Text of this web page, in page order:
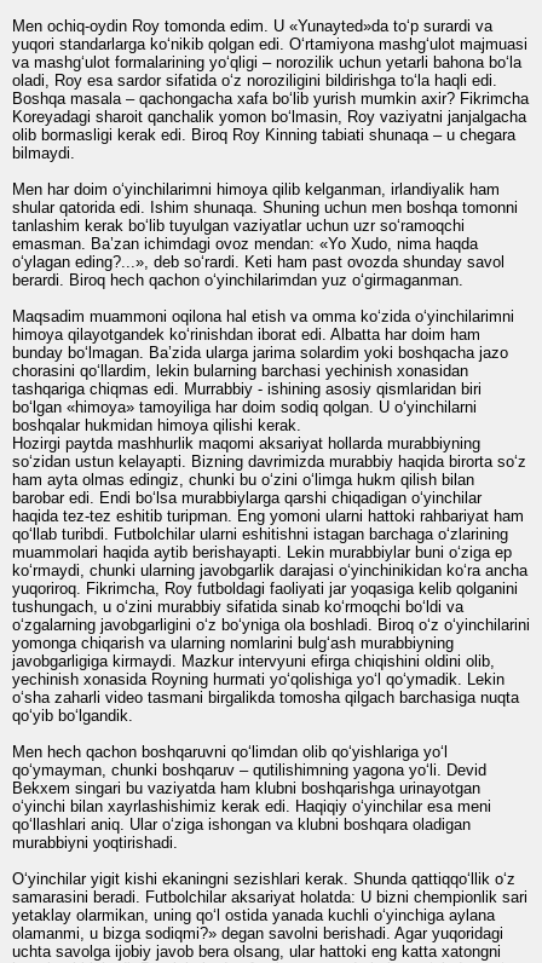
Men ochiq-oydin Roy tomonda edim. U «Yunayted»da to‘p surardi va
yuqori standarlarga ko‘nikib qolgan edi. O‘rtamiyona mashg‘ulot majmuasi
va mashg‘ulot formalarining yo‘qligi – norozilik uchun yetarli bahona bo‘la
oladi, Roy esa sardor sifatida o‘z noroziligini bildirishga to‘la haqli edi.
Boshqa masala – qachongacha xafa bo‘lib yurish mumkin axir? Fikrimcha
Koreyadagi sharoit qanchalik yomon bo‘lmasin, Roy vaziyatni janjalgacha
olib bormasligi kerak edi. Biroq Roy Kinning tabiati shunaqa – u chegara
bilmaydi.
Men har doim o‘yinchilarimni himoya qilib kelganman, irlandiyalik ham
shular qatorida edi. Ishim shunaqa. Shuning uchun men boshqa tomonni
tanlashim kerak bo‘lib tuyulgan vaziyatlar uchun uzr so‘ramoqchi
emasman. Ba’zan ichimdagi ovoz mendan: «Yo Xudo, nima haqda
o‘ylagan eding?...», deb so‘rardi. Keti ham past ovozda shunday savol
berardi. Biroq hech qachon o‘yinchilarimdan yuz o‘girmaganman.
Maqsadim muammoni oqilona hal etish va omma ko‘zida o‘yinchilarimni
himoya qilayotgandek ko‘rinishdan iborat edi. Albatta har doim ham
bunday bo‘lmagan. Ba’zida ularga jarima solardim yoki boshqacha jazo
chorasini qo‘llardim, lekin bularning barchasi yechinish xonasidan
tashqariga chiqmas edi. Murrabbiy - ishining asosiy qismlaridan biri
bo‘lgan «himoya» tamoyiliga har doim sodiq qolgan. U o‘yinchilarni
boshqalar hukmidan himoya qilishi kerak.
Hozirgi paytda mashhurlik maqomi aksariyat hollarda murabbiyning
so‘zidan ustun kelayapti. Bizning davrimizda murabbiy haqida birorta so‘z
ham ayta olmas edingiz, chunki bu o‘zini o‘limga hukm qilish bilan
barobar edi. Endi bo‘lsa murabbiylarga qarshi chiqadigan o‘yinchilar
haqida tez-tez eshitib turipman. Eng yomoni ularni hattoki rahbariyat ham
qo‘llab turibdi. Futbolchilar ularni eshitishni istagan barchaga o‘zlarining
muammolari haqida aytib berishayapti. Lekin murabbiylar buni o‘ziga ep
ko‘rmaydi, chunki ularning javobgarlik darajasi o‘yinchinikidan ko‘ra ancha
yuqoriroq. Fikrimcha, Roy futboldagi faoliyati jar yoqasiga kelib qolganini
tushungach, u o‘zini murabbiy sifatida sinab ko‘rmoqchi bo‘ldi va
o‘zgalarning javobgarligini o‘z bo‘yniga ola boshladi. Biroq o‘z o‘yinchilarini
yomonga chiqarish va ularning nomlarini bulg‘ash murabbiyning
javobgarligiga kirmaydi. Mazkur intervyuni efirga chiqishini oldini olib,
yechinish xonasida Royning hurmati yo‘qolishiga yo‘l qo‘ymadik. Lekin
o‘sha zaharli video tasmani birgalikda tomosha qilgach barchasiga nuqta
qo‘yib bo‘lgandik.
Men hech qachon boshqaruvni qo‘limdan olib qo‘yishlariga yo‘l
qo‘ymayman, chunki boshqaruv – qutilishimning yagona yo‘li. Devid
Bekxem singari bu vaziyatda ham klubni boshqarishga urinayotgan
o‘yinchi bilan xayrlashishimiz kerak edi. Haqiqiy o‘yinchilar esa meni
qo‘llashlari aniq. Ular o‘ziga ishongan va klubni boshqara oladigan
murabbiyni yoqtirishadi.
O‘yinchilar yigit kishi ekaningni sezishlari kerak. Shunda qattiqqo‘llik o‘z
samarasini beradi. Futbolchilar aksariyat holatda: U bizni chempionlik sari
yetaklay olarmikan, uning qo‘l ostida yanada kuchli o‘yinchiga aylana
olamanmi, u bizga sodiqmi?» degan savolni berishadi. Agar yuqoridagi
uchta savolga ijobiy javob bera olsang, ular hattoki eng katta xatongni